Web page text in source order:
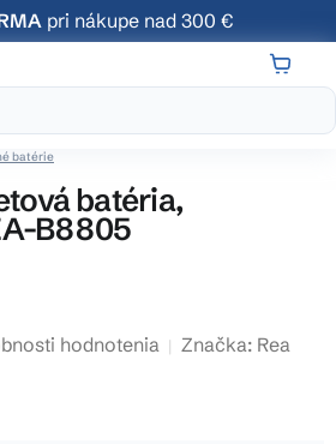
pri nákupe nad 300 €
batérie
batéria,
B8805
hodnotenia Značka: Rea